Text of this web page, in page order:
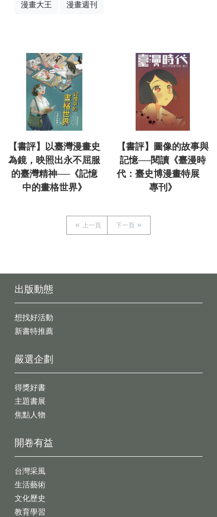
漫畫大王 漫畫週刊
【書評】以臺灣漫畫史
為鏡，映照出永不屈服
的臺灣精神──《記憶
中的畫格世界》
【書評】圖像的故事與
記憶──閱讀《臺漫時
代：臺史博漫畫特展
專刊》
上一頁 下一頁
出版動態
想找好活動
新書特推薦
開卷有益
台灣采風
生活藝術
文化歷史
教育學習
嚴選企劃
得獎好書
主題書展
焦點人物